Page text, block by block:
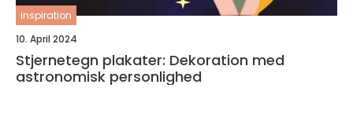
inspiration
10. April 2024
Stjernetegn plakater: Dekoration med
astronomisk personlighed